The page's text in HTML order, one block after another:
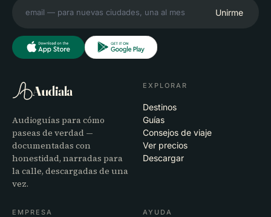
Unirme
Audiala
Audioguías para cómo
paseas de verdad —
documentadas con
honestidad, narradas para
la calle, descargadas de una
vez.
EXPLORAR
Destinos
Guías
Consejos de viaje
Ver precios
Descargar
EMPRESA AYUDA